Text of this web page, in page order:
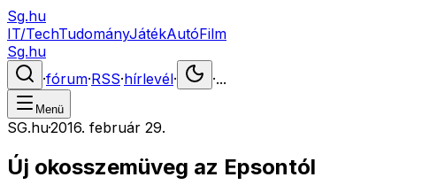
Sg.hu
IT/TechTudományJátékAutóFilm
Sg.hu
·fórum·RSS·hírlevél· ·...
Menü
SG.hu·2016. február 29.
Új okosszemüveg az Epsontól